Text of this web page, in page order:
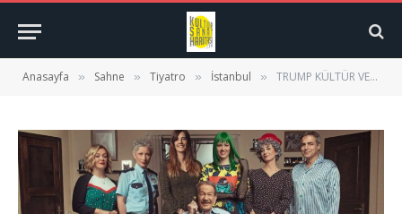
Anasayfa » Sahne » Tiyatro » İstanbul » TRUMP KÜLTÜR VE GÖSTERİ MERKEZİ